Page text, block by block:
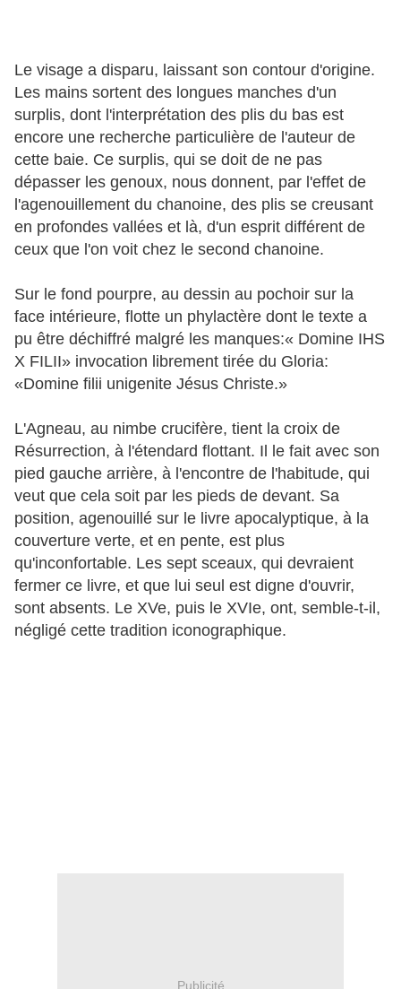
Le visage a disparu, laissant son contour d'origine.
Les mains sortent des longues manches d'un
surplis, dont l'interprétation des plis du bas est
encore une recherche particulière de l'auteur de
cette baie. Ce surplis, qui se doit de ne pas
dépasser les genoux, nous donnent, par l'effet de
l'agenouillement du chanoine, des plis se creusant
en profondes vallées et là, d'un esprit différent de
ceux que l'on voit chez le second chanoine.
Sur le fond pourpre, au dessin au pochoir sur la
face intérieure, flotte un phylactère dont le texte a
pu être déchiffré malgré les manques:« Domine IHS
X FILII» invocation librement tirée du Gloria:
«Domine filii unigenite Jésus Christe.»
L'Agneau, au nimbe crucifère, tient la croix de
Résurrection, à l'étendard flottant. Il le fait avec son
pied gauche arrière, à l'encontre de l'habitude, qui
veut que cela soit par les pieds de devant. Sa
position, agenouillé sur le livre apocalyptique, à la
couverture verte, et en pente, est plus
qu'inconfortable. Les sept sceaux, qui devraient
fermer ce livre, et que lui seul est digne d'ouvrir,
sont absents. Le XVe, puis le XVIe, ont, semble-t-il,
négligé cette tradition iconographique.
Publicité